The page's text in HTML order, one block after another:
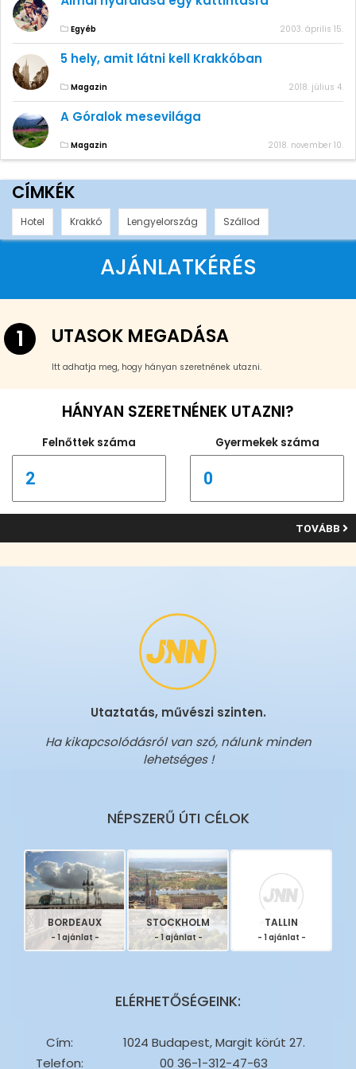
Egyéb 2003. április 15.
5 hely, amit látni kell Krakkóban
Magazin 2018. július 4.
A Góralok mesevilága
Magazin 2018. november 10.
CÍMKÉK
Hotel Krakkó Lengyelország Szállod
AJÁNLATKÉRÉS
1 UTASOK MEGADÁSA
Itt adhatja meg, hogy hányan szeretnének utazni.
HÁNYAN SZERETNÉNEK UTAZNI?
Felnőttek száma Gyermekek száma
TOVÁBB
Utaztatás, művészi szinten.
Ha kikapcsolódásról van szó, nálunk minden
lehetséges !
NÉPSZERŰ ÚTI CÉLOK
BORDEAUX
- 1 ajánlat -
STOCKHOLM
- 1 ajánlat -
TALLIN
- 1 ajánlat -
ELÉRHETŐSÉGEINK:
Cím:
1024 Budapest, Margit körút 27.
Telefon:
00 36-1-312-47-63